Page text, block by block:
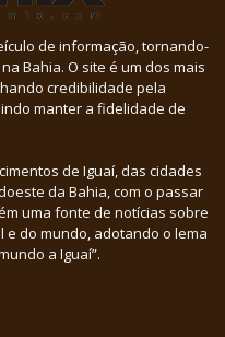
de informação, tornando-
Bahia. O site é um dos mais
credibilidade pela
manter a fidelidade de
de Iguaí, das cidades
da Bahia, com o passar
uma fonte de notícias sobre
e do mundo, adotando o lema
a Iguaí”.